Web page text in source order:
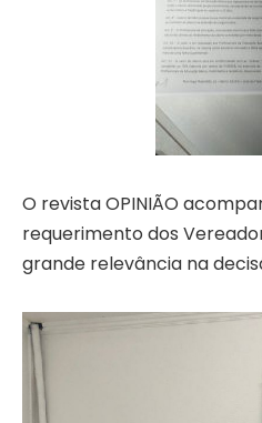
O revista OPINIÃO
requerimento dos
grande relevância na